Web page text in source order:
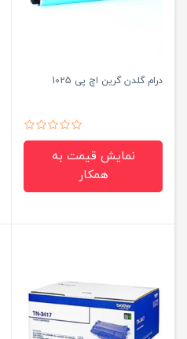
درام گلدن گرین اچ پی 1025
نمایش قیمت به
همکار